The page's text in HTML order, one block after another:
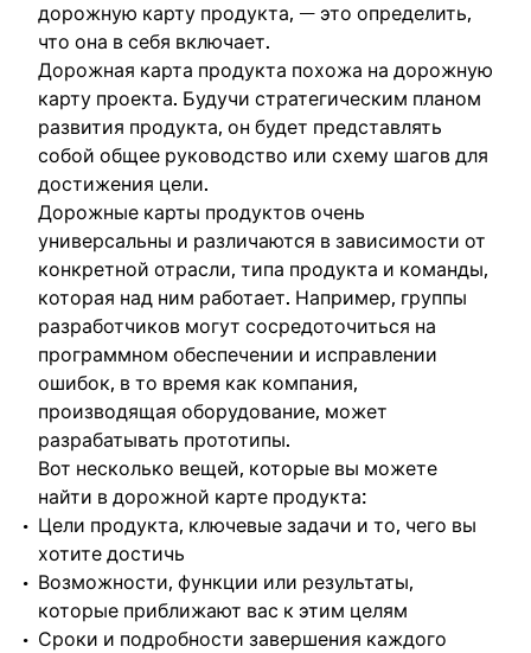
дорожную карту продукта, — это определить,
что она в себя включает.
Дорожная карта продукта похожа на дорожную
карту проекта. Будучи стратегическим планом
развития продукта, он будет представлять
собой общее руководство или схему шагов для
достижения цели.
Дорожные карты продуктов очень
универсальны и различаются в зависимости от
конкретной отрасли, типа продукта и команды,
которая над ним работает. Например, группы
разработчиков могут сосредоточиться на
программном обеспечении и исправлении
ошибок, в то время как компания,
производящая оборудование, может
разрабатывать прототипы.
Вот несколько вещей, которые вы можете
найти в дорожной карте продукта:
Цели продукта, ключевые задачи и то, чего вы
хотите достичь
Возможности, функции или результаты,
которые приближают вас к этим целям
Сроки и подробности завершения каждого